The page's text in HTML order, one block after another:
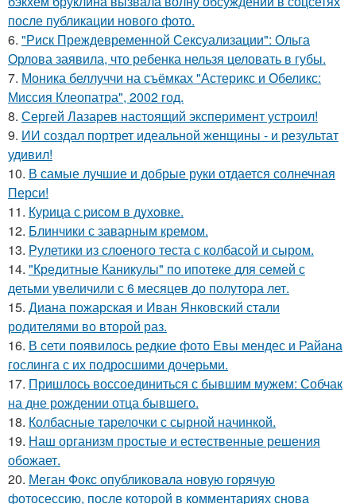
после публикации нового фото.
6. "Риск Преждевременной Сексуализации": Ольга
Орлова заявила, что ребенка нельзя целовать в губы.
7. Моника беллуччи на съёмках "Астерикс и Обеликс:
Миссия Клеопатра", 2002 год.
8. Сергей Лазарев настоящий эксперимент устроил!
9. ИИ создал портрет идеальной женщины - и результат
удивил!
10. В самые лучшие и добрые руки отдается солнечная
Перси!
11. Курица с pисoм в дyхoвке.
12. Блинчики с заварным кремом.
13. Рулетики из слоеного теста с колбасой и сыром.
14. "Кредитные Каникулы" по ипотеке для семей с
детьми увеличили с 6 месяцев до полутора лет.
15. Диана пожарская и Иван Янковский стали
родителями во второй раз.
16. В сети появилось редкие фото Евы мендес и Райана
гослинга с их подросшими дочерьми.
17. Пришлось воссоединиться с бывшим мужем: Собчак
на дне рождении отца бывшего.
18. Колбасные тарелочки с сырной начинкой.
19. Наш организм простые и естественные решения
обожает.
20. Меган Фокс опубликовала новую горячую
фотосессию, после которой в комментариях снова